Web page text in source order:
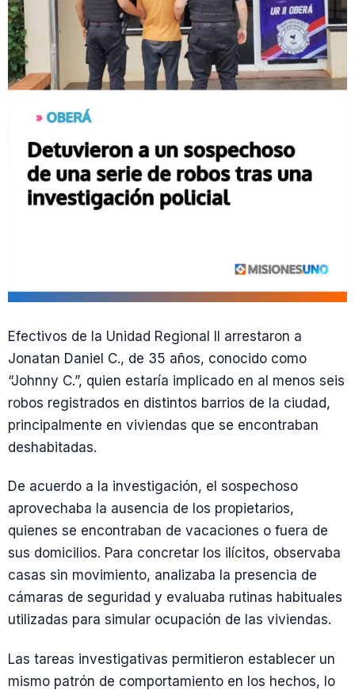
Efectivos de la Unidad Regional II arrestaron a
Jonatan Daniel C., de 35 años, conocido como
“Johnny C.”, quien estaría implicado en al menos seis
robos registrados en distintos barrios de la ciudad,
principalmente en viviendas que se encontraban
deshabitadas.
De acuerdo a la investigación, el sospechoso
aprovechaba la ausencia de los propietarios,
quienes se encontraban de vacaciones o fuera de
sus domicilios. Para concretar los ilícitos, observaba
casas sin movimiento, analizaba la presencia de
cámaras de seguridad y evaluaba rutinas habituales
utilizadas para simular ocupación de las viviendas.
Las tareas investigativas permitieron establecer un
mismo patrón de comportamiento en los hechos, lo